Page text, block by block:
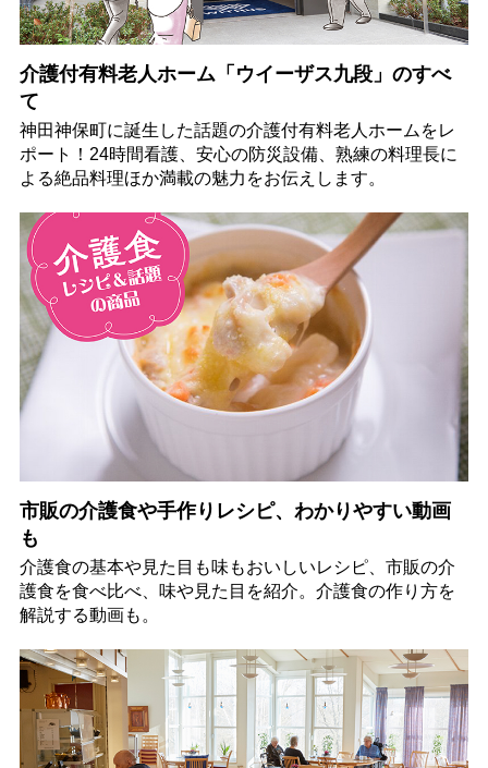
介護付有料老人ホーム「ウイーザス九段」のすべ
て
神田神保町に誕生した話題の介護付有料老人ホームをレ
ポート！24時間看護、安心の防災設備、熟練の料理長に
よる絶品料理ほか満載の魅力をお伝えします。
市販の介護食や手作りレシピ、わかりやすい動画
も
介護食の基本や見た目も味もおいしいレシピ、市販の介
護食を食べ比べ、味や見た目を紹介。介護食の作り方を
解説する動画も。